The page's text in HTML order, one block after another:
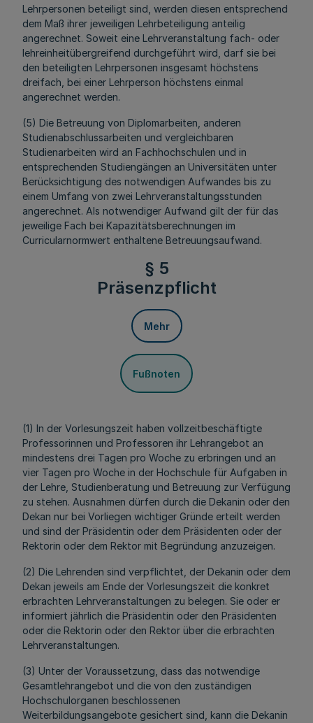
Lehrpersonen beteiligt sind, werden diesen entsprechend
dem Maß ihrer jeweiligen Lehrbeteiligung anteilig
angerechnet. Soweit eine Lehrveranstaltung fach- oder
lehreinheitübergreifend durchgeführt wird, darf sie bei
den beteiligten Lehrpersonen insgesamt höchstens
dreifach, bei einer Lehrperson höchstens einmal
angerechnet werden.
(5) Die Betreuung von Diplomarbeiten, anderen
Studienabschlussarbeiten und vergleichbaren
Studienarbeiten wird an Fachhochschulen und in
entsprechenden Studiengängen an Universitäten unter
Berücksichtigung des notwendigen Aufwandes bis zu
einem Umfang von zwei Lehrveranstaltungsstunden
angerechnet. Als notwendiger Aufwand gilt der für das
jeweilige Fach bei Kapazitätsberechnungen im
Curricularnormwert enthaltene Betreuungsaufwand.
§ 5
Präsenzpflicht
Mehr
Fußnoten
(1) In der Vorlesungszeit haben vollzeitbeschäftigte
Professorinnen und Professoren ihr Lehrangebot an
mindestens drei Tagen pro Woche zu erbringen und an
vier Tagen pro Woche in der Hochschule für Aufgaben in
der Lehre, Studienberatung und Betreuung zur Verfügung
zu stehen. Ausnahmen dürfen durch die Dekanin oder den
Dekan nur bei Vorliegen wichtiger Gründe erteilt werden
und sind der Präsidentin oder dem Präsidenten oder der
Rektorin oder dem Rektor mit Begründung anzuzeigen.
(2) Die Lehrenden sind verpflichtet, der Dekanin oder dem
Dekan jeweils am Ende der Vorlesungszeit die konkret
erbrachten Lehrveranstaltungen zu belegen. Sie oder er
informiert jährlich die Präsidentin oder den Präsidenten
oder die Rektorin oder den Rektor über die erbrachten
Lehrveranstaltungen.
(3) Unter der Voraussetzung, dass das notwendige
Gesamtlehrangebot und die von den zuständigen
Hochschulorganen beschlossenen
Weiterbildungsangebote gesichert sind, kann die Dekanin